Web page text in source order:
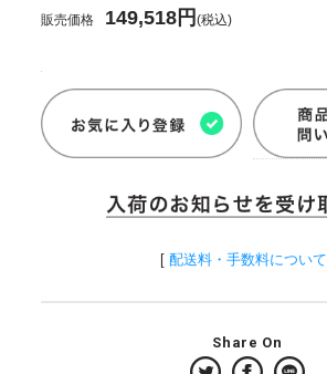
販売価格 149,518円(税込)
[ 配送料・手数料について
Share On